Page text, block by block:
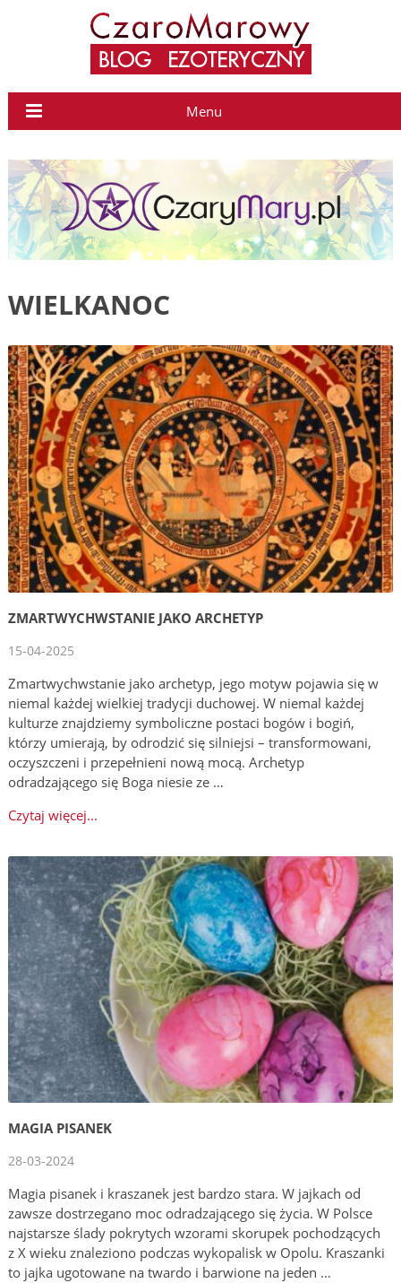
Menu
WIELKANOC
ZMARTWYCHWSTANIE JAKO ARCHETYP
15-04-2025
Zmartwychwstanie jako archetyp, jego motyw pojawia się w
niemal każdej wielkiej tradycji duchowej. W niemal każdej
kulturze znajdziemy symboliczne postaci bogów i bogiń,
którzy umierają, by odrodzić się silniejsi – transformowani,
oczyszczeni i przepełnieni nową mocą. Archetyp
odradzającego się Boga niesie ze …
Czytaj więcej...
MAGIA PISANEK
28-03-2024
Magia pisanek i kraszanek jest bardzo stara. W jajkach od
zawsze dostrzegano moc odradzającego się życia. W Polsce
najstarsze ślady pokrytych wzorami skorupek pochodzących
z X wieku znaleziono podczas wykopalisk w Opolu. Kraszanki
to jajka ugotowane na twardo i barwione na jeden …